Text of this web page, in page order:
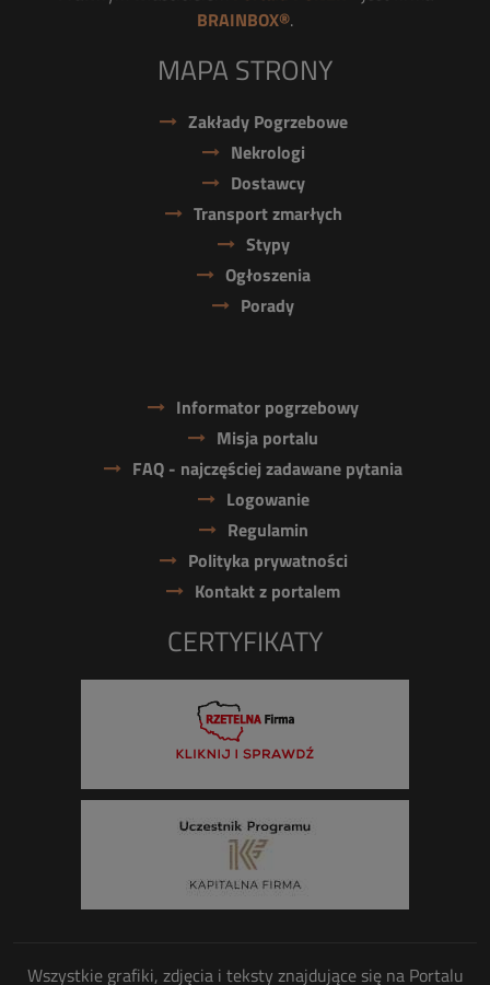
BRAINBOX®.
MAPA STRONY
Zakłady Pogrzebowe
Nekrologi
Dostawcy
Transport zmarłych
Stypy
Ogłoszenia
Porady
Informator pogrzebowy
Misja portalu
FAQ - najczęściej zadawane pytania
Logowanie
Regulamin
Polityka prywatności
Kontakt z portalem
CERTYFIKATY
Wszystkie grafiki, zdjęcia i teksty znajdujące się na Portalu